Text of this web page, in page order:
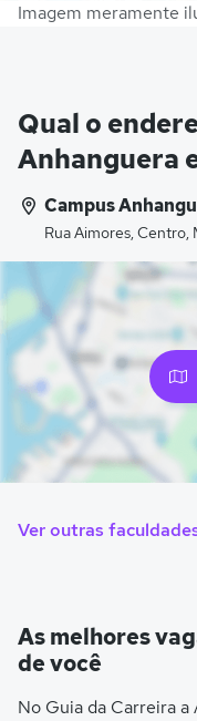
Imagem meramente
Qual o
Anhanguera
Campus
Rua Aimores, Centro,
Ver outras
As melhores
de você
No Guia da Carreira